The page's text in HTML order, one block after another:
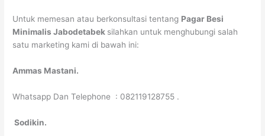
Untuk memesan atau berkonsultasi tentang Pagar Besi
Minimalis Jabodetabek silahkan untuk menghubungi salah
satu marketing kami di bawah ini:
Ammas Mastani.
Whatsapp Dan Telephone : 082119128755 .
Sodikin.